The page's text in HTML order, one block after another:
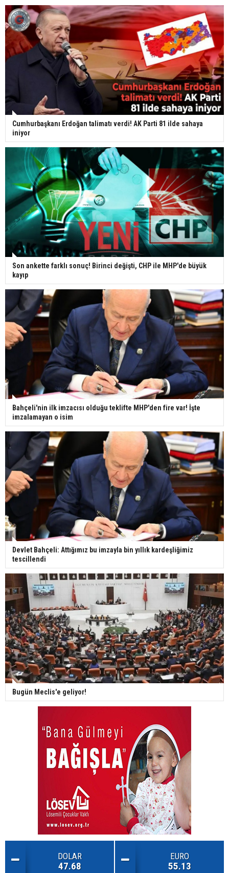
Cumhurbaşkanı Erdoğan talimatı verdi! AK Parti 81 ilde sahaya
iniyor
Son ankette farklı sonuç! Birinci değişti, CHP ile MHP'de büyük
kayıp
Bahçeli'nin ilk imzacısı olduğu teklifte MHP'den fire var! İşte
imzalamayan o isim
Devlet Bahçeli: Attığımız bu imzayla bin yıllık kardeşliğimiz
tescillendi
Bugün Meclis'e geliyor!
DOLAR
47.68
EURO
55.13